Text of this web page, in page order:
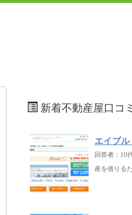
新着不動産屋口コ
エイブル
回答者：10
産を借りる